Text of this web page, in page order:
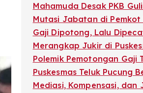
o
r
:
Mahamuda Desak PKB
Mutasi Jabatan di Pemkot
Gaji Dipotong, Lalu
Merangkap Jukir di
Polemik Pemotongan Gaji
Puskesmas Teluk Pucung
Mediasi, Kompensasi, dan